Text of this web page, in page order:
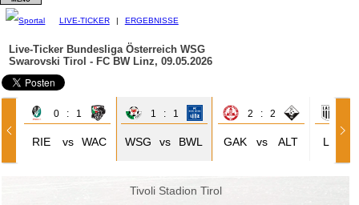
LIVE-TICKER | ERGEBNISSE
Live-Ticker Bundesliga Österreich WSG
Swarovski Tirol - FC BW Linz, 09.05.2026
0 : 1
RIE vs WAC
1 : 1
WSG vs BWL
2 : 2
GAK vs ALT LIN
Tivoli Stadion Tirol